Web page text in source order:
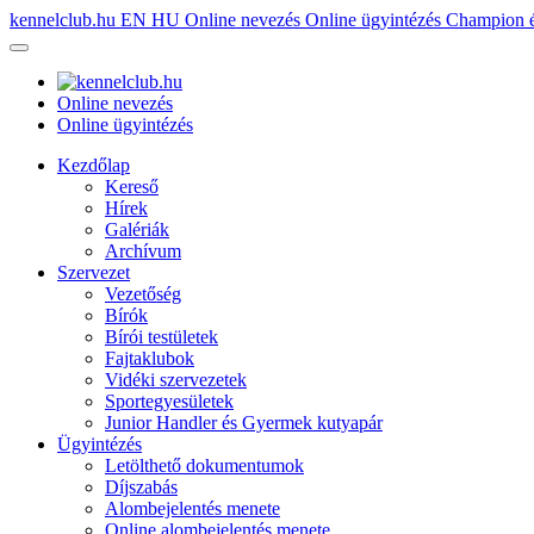
kennelclub.hu EN HU Online nevezés Online ügyintézés Champion
Online nevezés
Online ügyintézés
Kezdőlap
Kereső
Hírek
Galériák
Archívum
Szervezet
Vezetőség
Bírók
Bírói testületek
Fajtaklubok
Vidéki szervezetek
Sportegyesületek
Junior Handler és Gyermek kutyapár
Ügyintézés
Letölthető dokumentumok
Díjszabás
Alombejelentés menete
Online alombejelentés menete